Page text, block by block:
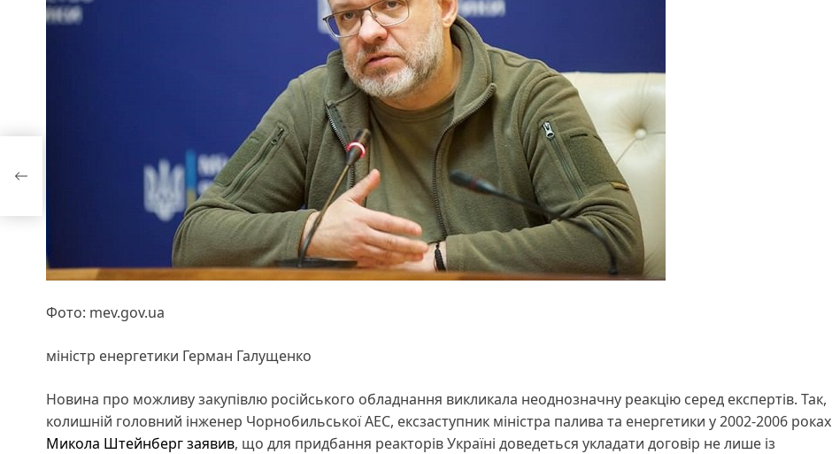
Фото: mev.gov.ua
міністр енергетики Герман Галущенко
Новина про можливу закупівлю російського обладнання викликала неоднозначну реакцію серед експертів. Так,
колишній головний інженер Чорнобильської АЕС, ексзаступник міністра палива та енергетики у 2002-2006 роках
Микола Штейнберг заявив, що для придбання реакторів Україні доведеться укладати договір не лише із